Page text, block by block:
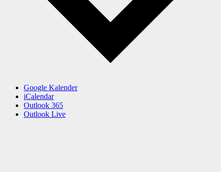
Google Kalender
iCalendar
Outlook 365
Outlook Live